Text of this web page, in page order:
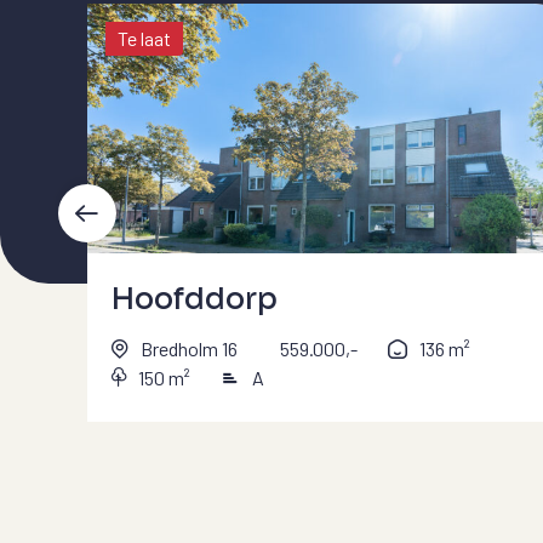
Te laat
Hoofddorp
Bredholm 16 559.000,-
136 m²
150 m²
A